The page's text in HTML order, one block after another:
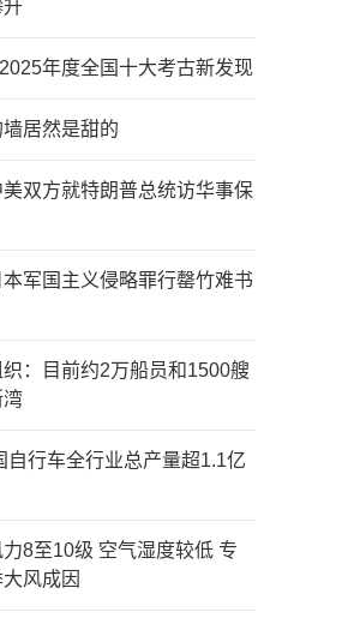
升
年度全国十大考古新发现
居然是甜的
双方就特朗普总统访华事保
军国主义侵略罪行罄竹难书
织：目前约2万船员和1500艘
湾
自行车全行业总产量超1.1亿
8至10级 空气湿度较低 专
风成因